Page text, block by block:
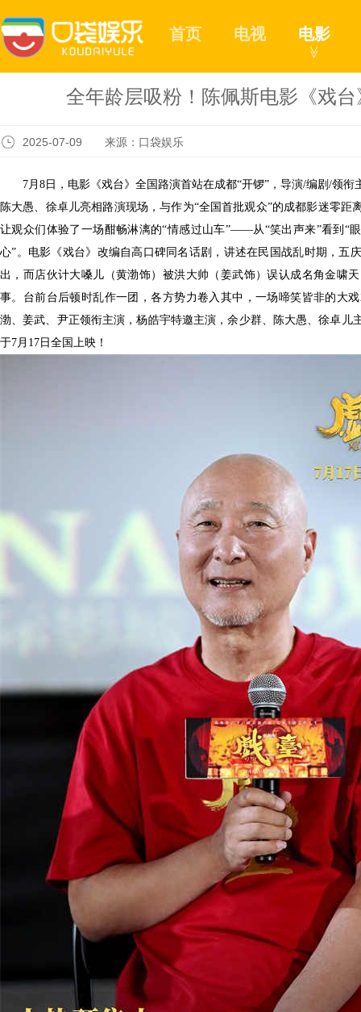
首页 电视 电影
≫
全年龄层吸粉！陈佩斯电影《戏
2025-07-09 来源：口袋娱乐
7月8日，电影《戏台》全国路演首站在成都“开锣”，导演/编剧/领
陈大愚、徐卓儿亮相路演现场 ，与作为“全国首批观众”的成都影迷零距
让观众们体验了一场酣畅淋漓的“情感过山车”——从“笑出声来”看到 “
心”。电影《戏台》改编自高口碑同名话剧，讲述在民国战乱时期，五
出，而店伙计大嗓儿（黄渤饰）被洪大帅（姜武饰）误认成名角金啸
事。台前台后顿时乱作一团，各方势力卷入其中，一场啼笑皆非的大
渤、姜武、尹正领衔主演，杨皓宇特邀主演，余少群、陈大愚、徐卓儿
于7月17日全国上映！